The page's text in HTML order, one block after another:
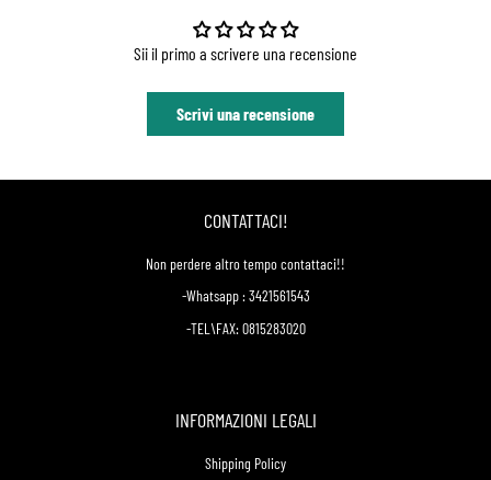
Sii il primo a scrivere una recensione
Scrivi una recensione
CONTATTACI!
Non perdere altro tempo contattaci!!
-Whatsapp : 3421561543
-TEL\FAX: 0815283020
INFORMAZIONI LEGALI
Shipping Policy